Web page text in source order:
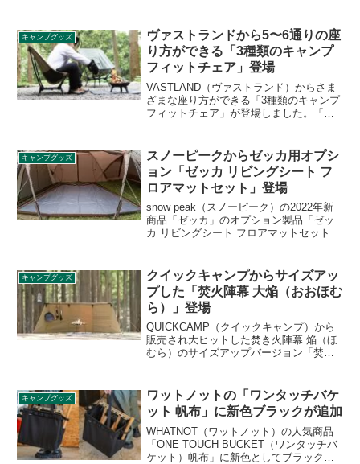
ォームパンツの3種です。詳細をレビュー
します。
キャンプグッズ
ヴァストランドから5〜6通りの座
り方ができる「3種類のキャンプ
フィットチェア」登場
VASTLAND（ヴァストランド）からさま
ざまな座り方ができる「3種類のキャンプ
フィットチェア」が登場しました。「コ
プ」「キャンプフィットチェア ハイタイ
プ」の3種類のチェアが同時発売です。詳
細をレビューします。
キャンプグッズ
スノーピークからゼッカ用オプシ
ョン「ゼッカ リビングシート フ
ロアマットセット」登場
snow peak（スノーピーク）の2022年新
商品「ゼッカ」のオプション製品「ゼッ
カ リビングシート フロアマットセット」
シートとフロアマットのセットです。詳
細をレビューします。
キャンプグッズ
クイックキャンプからサイズアッ
プした「焚火陣幕 大焔（おおほむ
ら）」登場
QUICKCAMP（クイックキャンプ）から
販売され大ヒットした焚き火陣幕 焔（ほ
むら）のサイズアップバージョン「焚火
を囲んでも使いやすくなっています。詳
細をレビューします。
キャンプグッズ
ワットノットの「ワンタッチバケ
ット 帆布」に新色ブラックが追加
WHATNOT（ワットノット）の人気商品
「ONE TOUCH BUCKET（ワンタッチバ
ケット）帆布」に新色としてブラックカ